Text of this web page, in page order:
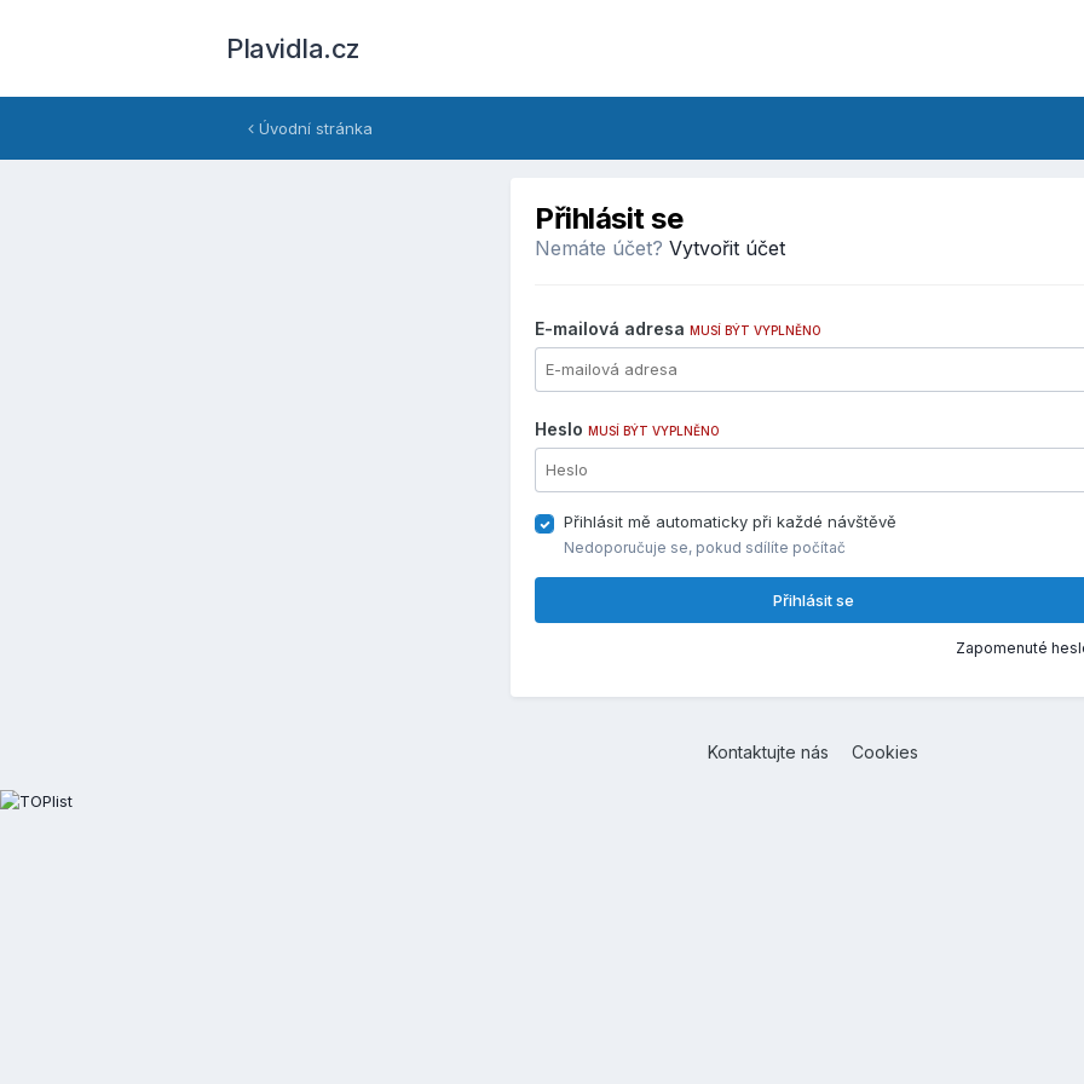
Plavidla.cz
Úvodní stránka
Přihlásit se
Nemáte účet? Vytvořit účet
E-mailová adresa MUSÍ BÝT VYPLNĚNO
Heslo MUSÍ BÝT VYPLNĚNO
Přihlásit mě automaticky při každé návštěvě
Nedoporučuje se, pokud sdílíte počítač
Přihlásit se
Zapomenuté
Kontaktujte nás Cookies